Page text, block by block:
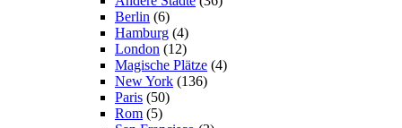
Berlin (6)
Hamburg (4)
London (12)
Magische Plätze (4)
New York (136)
Paris (50)
Rom (5)